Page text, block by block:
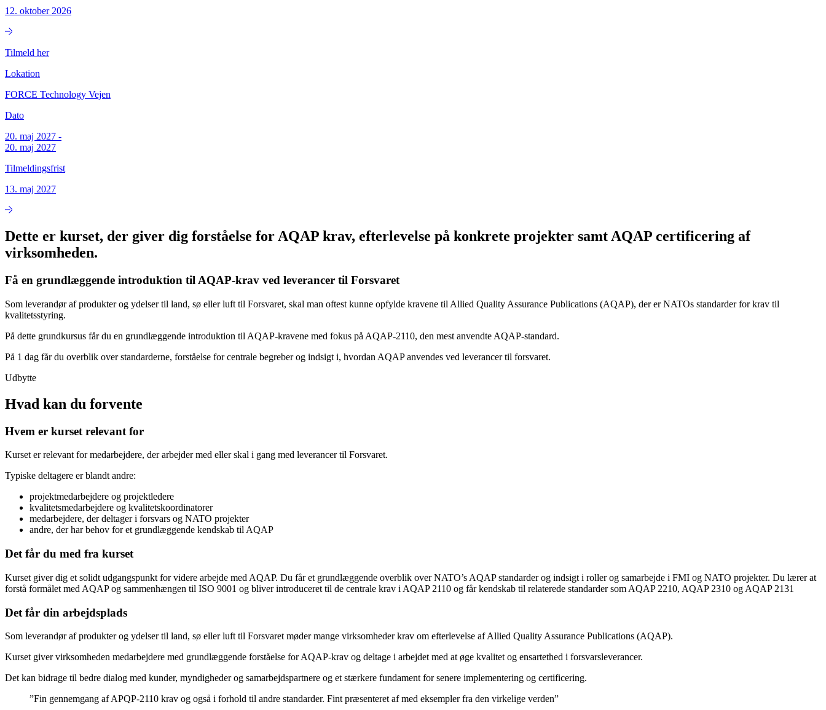
12. oktober 2026
Tilmeld her
Lokation
FORCE Technology Vejen
Dato
20. maj 2027 -
20. maj 2027
Tilmeldingsfrist
13. maj 2027
Dette er kurset, der giver dig forståelse for AQAP krav, efterlevelse på konkrete projekter samt AQAP certificering af
virksomheden.
Få en grundlæggende introduktion til AQAP-krav ved leverancer til Forsvaret
Som leverandør af produkter og ydelser til land, sø eller luft til Forsvaret, skal man oftest kunne opfylde kravene til Allied Quality Assurance Publications (AQAP), der er NATOs standarder for krav til
kvalitetsstyring.
På dette grundkursus får du en grundlæggende introduktion til AQAP-kravene med fokus på AQAP-2110, den mest anvendte AQAP-standard.
På 1 dag får du overblik over standarderne, forståelse for centrale begreber og indsigt i, hvordan AQAP anvendes ved leverancer til forsvaret.
Udbytte
Hvad kan du forvente
Hvem er kurset relevant for
Kurset er relevant for medarbejdere, der arbejder med eller skal i gang med leverancer til Forsvaret.
Typiske deltagere er blandt andre:
projektmedarbejdere og projektledere
kvalitetsmedarbejdere og kvalitetskoordinatorer
medarbejdere, der deltager i forsvars og NATO projekter
andre, der har behov for et grundlæggende kendskab til AQAP
Det får du med fra kurset
Kurset giver dig et solidt udgangspunkt for videre arbejde med AQAP. Du får et grundlæggende overblik over NATO’s AQAP standarder og indsigt i roller og samarbejde i FMI og NATO projekter. Du lærer at
forstå formålet med AQAP og sammenhængen til ISO 9001 og bliver introduceret til de centrale krav i AQAP 2110 og får kendskab til relaterede standarder som AQAP 2210, AQAP 2310 og AQAP 2131
Det får din arbejdsplads
Som leverandør af produkter og ydelser til land, sø eller luft til Forsvaret møder mange virksomheder krav om efterlevelse af Allied Quality Assurance Publications (AQAP).
Kurset giver virksomheden medarbejdere med grundlæggende forståelse for AQAP-krav og deltage i arbejdet med at øge kvalitet og ensartethed i forsvarsleverancer.
Det kan bidrage til bedre dialog med kunder, myndigheder og samarbejdspartnere og et stærkere fundament for senere implementering og certificering.
”Fin gennemgang af APQP-2110 krav og også i forhold til andre standarder. Fint præsenteret af med eksempler fra den virkelige verden”